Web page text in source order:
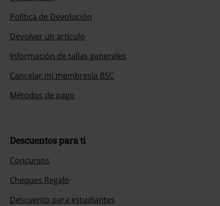
Política de Devolución
Devolver un artículo
Información de tallas generales
Cancelar mi membresía BSC
Métodos de pago
Descuentos para ti
Concursos
Cheques Regalo
Descuento para estudiantes